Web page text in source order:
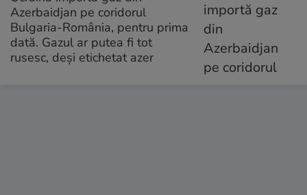
Azerbaidjan pe coridorul
Bulgaria-România, pentru prima
dată. Gazul ar putea fi tot
rusesc, deși etichetat azer